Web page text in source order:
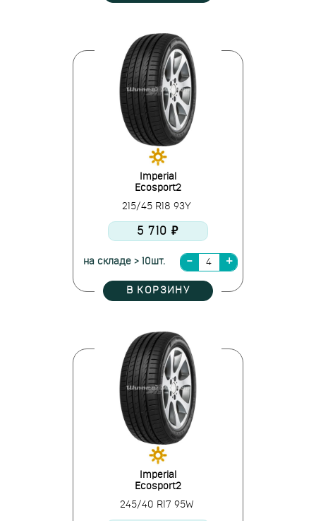
Imperial
Ecosport2
215/45 R18 93Y
5 710 ₽
на складе > 10шт.
В КОРЗИНУ
Imperial
Ecosport2
245/40 R17 95W